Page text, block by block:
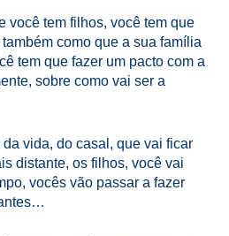
você tem filhos, você tem que
como que a sua família
tem que fazer um pacto com a
sobre como vai ser a
vida, do casal, que vai ficar
distante, os filhos, você vai
vocês vão passar a fazer